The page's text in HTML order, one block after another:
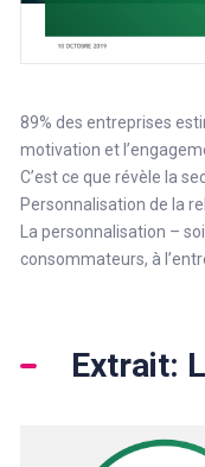
89% des entreprises
motivation et
C’est ce que révèle la
Personnalisation de la
La personnalisation –
consommateurs, à
Extrait: